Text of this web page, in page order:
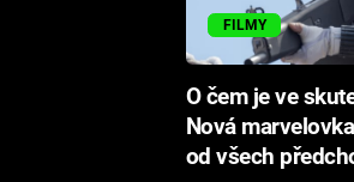
FILMY
O čem je ve
Nová
od všech